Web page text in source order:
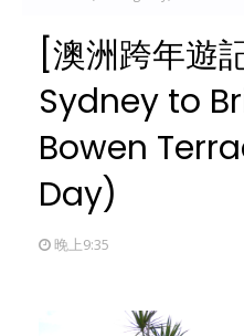
[澳洲跨年遊
Sydney to
Bowen
Day)
晚上9:35